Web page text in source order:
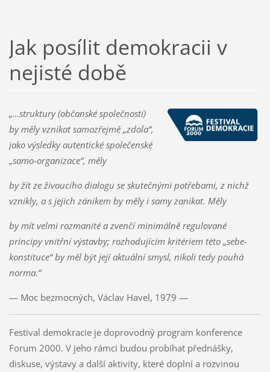
Jak posílit demokracii v
nejisté době
„…struktury (občanské společnosti)
by měly vznikat samozřejmě „zdola“,
jako výsledky autentické společenské
„samo-organizace“, měly
by žít ze živoucího dialogu se skutečnými potřebami, z nichž
vznikly, a s jejich zánikem by měly i samy zanikat. Měly
by mít velmi rozmanité a zvenčí minimálně regulované
principy vnitřní výstavby; rozhodujícím kritériem této „sebe-
konstituce“ by měl být její aktuální smysl, nikoli tedy pouhá
norma.“
— Moc bezmocných, Václav Havel, 1979 —
Festival demokracie je doprovodný program konference
Forum 2000. V jeho rámci budou probíhat přednášky,
diskuse, výstavy a další aktivity, které doplní a rozvinou